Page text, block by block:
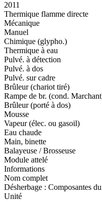
2011
Thermique flamme directe
Mécanique
Manuel
Chimique (glypho.)
Thermique à eau
Pulvé. à détection
Pulvé. à dos
Pulvé. sur cadre
Brûleur (chariot tiré)
Rampe de br. (cond.
Brûleur (porté à dos)
Mousse
Vapeur (élec. ou gasoil)
Eau chaude
Main, binette
Balayeuse / Brosseuse
Module attelé
Informations
Nom complet
Désherbage : Composantes
Unité